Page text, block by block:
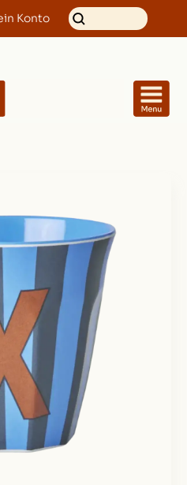
Konto